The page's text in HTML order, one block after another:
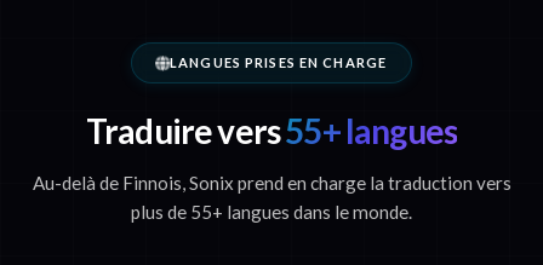
LANGUES PRISES EN CHARGE
Traduire vers55+ langues
Au-delà de Finnois, Sonix prend en charge la traduction vers
plus de 55+ langues dans le monde.